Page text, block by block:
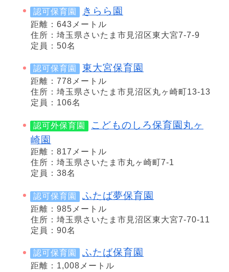
認可保育園 きらら園
距離：643メートル
住所：埼玉県さいたま市見沼区東大宮7-7-9
定員：50名
認可保育園 東大宮保育園
距離：778メートル
住所：埼玉県さいたま市見沼区丸ヶ崎町13-13
定員：106名
認可外保育園
こどものしろ保育園丸ヶ
崎園
距離：817メートル
住所：埼玉県さいたま市丸ヶ崎町7-1
定員：38名
認可保育園 ふたば夢保育園
距離：985メートル
住所：埼玉県さいたま市見沼区東大宮7-70-11
定員：90名
認可保育園 ふたば保育園
距離：1,008メートル